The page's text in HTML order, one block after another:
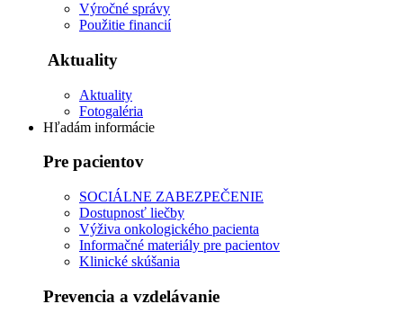
Výročné správy
Použitie financií
Aktuality
Aktuality
Fotogaléria
Hľadám informácie
Pre pacientov
SOCIÁLNE ZABEZPEČENIE
Dostupnosť liečby
Výživa onkologického pacienta
Informačné materiály pre pacientov
Klinické skúšania
Prevencia a vzdelávanie